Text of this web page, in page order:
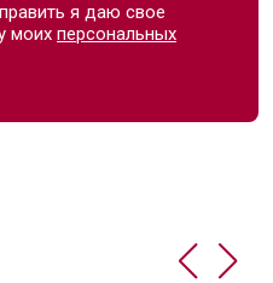
я даю свое
моихперсональных